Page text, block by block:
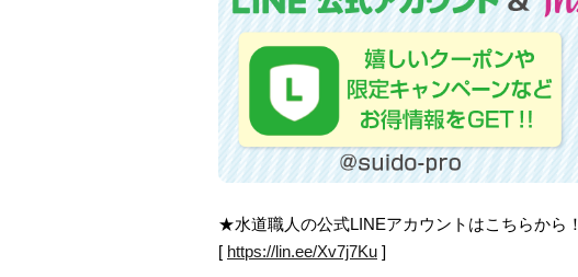
★水道職人の公式LINEアカウントはこちらから！
[ https://lin.ee/Xv7j7Ku ]